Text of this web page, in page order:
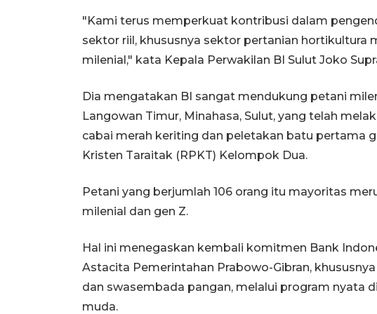
"Kami terus memperkuat kontribusi dalam
sektor riil, khususnya sektor pertanian hortikultura
milenial," kata Kepala Perwakilan BI Sulut Joko
Dia mengatakan BI sangat mendukung petani
Langowan Timur, Minahasa, Sulut, yang telah
cabai merah keriting dan peletakan batu pertama
Kristen Taraitak (RPKT) Kelompok Dua.
Petani yang berjumlah 106 orang itu mayoritas
milenial dan gen Z.
Hal ini menegaskan kembali komitmen Bank
Astacita Pemerintahan Prabowo-Gibran,
dan swasembada pangan, melalui program nyata
muda.